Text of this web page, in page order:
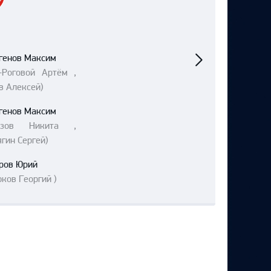
Максим
Артём ,
Алексей)
Максим
Никита ,
Сергей)
Юрий
Георгий )
матч